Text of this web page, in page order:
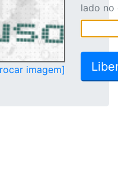
imagem]
lado no